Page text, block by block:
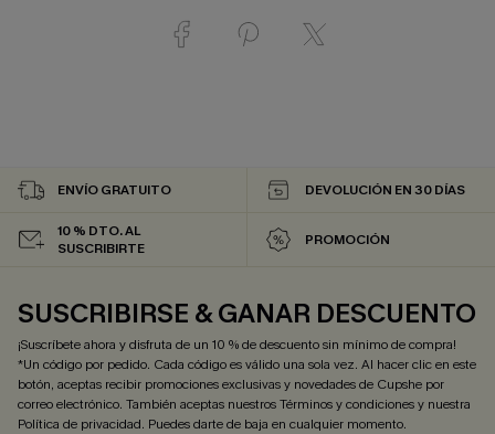
ENVÍO GRATUITO DEVOLUCIÓN EN 30 DÍAS
10 % DTO. AL
SUSCRIBIRTE
PROMOCIÓN
SUSCRIBIRSE & GANAR DESCUENTO
¡Suscríbete ahora y disfruta de un 10 % de descuento sin mínimo de compra!
*Un código por pedido. Cada código es válido una sola vez. Al hacer clic en este
botón, aceptas recibir promociones exclusivas y novedades de Cupshe por
correo electrónico. También aceptas nuestrosTérminos y condicionesy nuestra
Política de privacidad. Puedes darte de baja en cualquier momento.